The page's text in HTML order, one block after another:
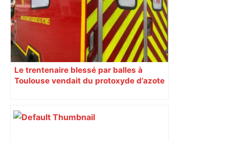
– ladepeche.fr
Le trentenaire blessé par balles à
Toulouse vendait du protoxyde d’azote